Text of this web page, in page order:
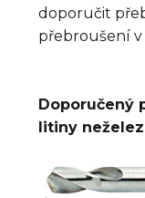
doporučit
přebroušení
Doporučený
litiny